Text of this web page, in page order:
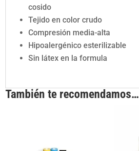
cosido
Tejido en color crudo
Compresión media-alta
Hipoalergénico esterilizable
Sin látex en la formula
También te recomendamos…